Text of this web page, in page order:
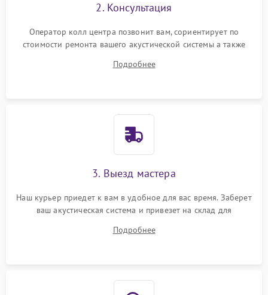
2. Консультация
Оператор колл центра позвонит вам, сориентирует по
стоимости ремонта вашего акустической системы а также
Подробнее
3. Выезд мастера
Наш курьер приедет к вам в удобное для вас время. Заберет
ваш акустическая система и привезет на склад для
Подробнее